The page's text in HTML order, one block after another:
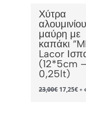
Χύτρα
αλουμινίου
μαύρη με
καπάκι
Lacor
(12*5cm –
0,25lt)
23,00€ Original
price
17,25€Η+